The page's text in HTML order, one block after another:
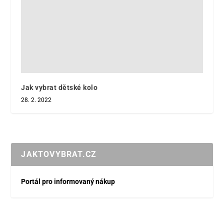
Jak vybrat dětské kolo
28. 2. 2022
JAKTOVYBRAT.CZ
Portál pro informovaný nákup